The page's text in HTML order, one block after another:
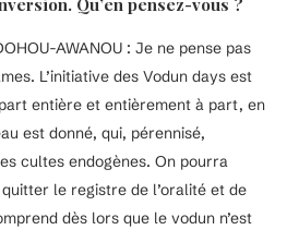
Qu’en pensez-vous ?
AWANOU : Je ne pense pas
L’initiative des Vodun days est
entière et entièrement à part, en
est donné, qui, pérennisé,
cultes endogènes. On pourra
le registre de l’oralité et de
dès lors que le vodun n’est